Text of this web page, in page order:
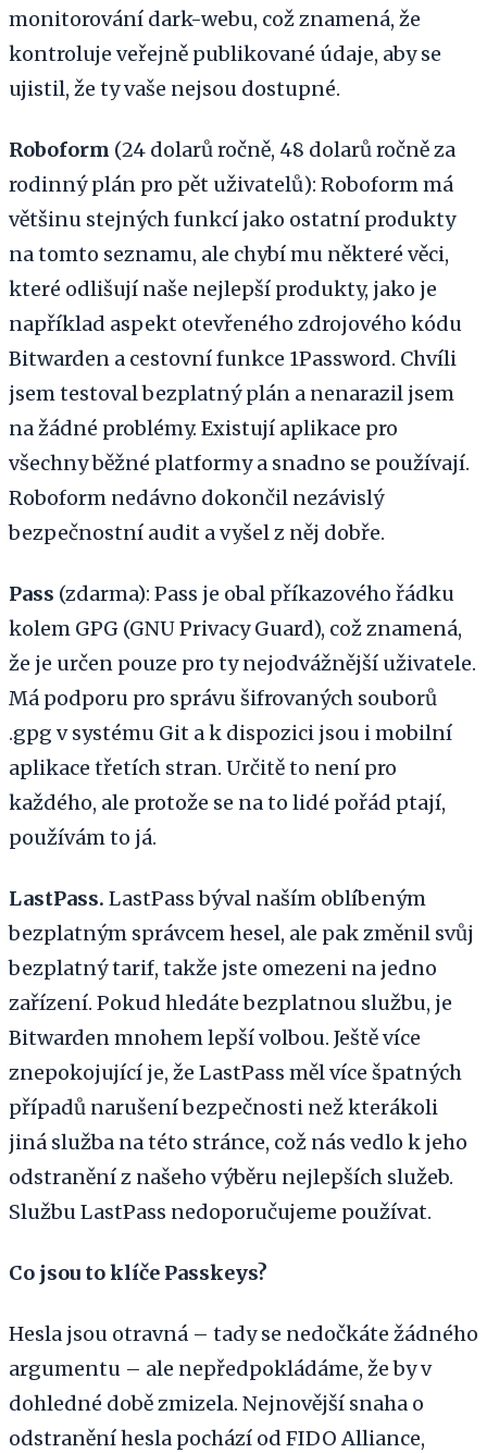
monitorování dark-webu, což znamená, že
kontroluje veřejně publikované údaje, aby se
ujistil, že ty vaše nejsou dostupné.
Roboform (24 dolarů ročně, 48 dolarů ročně za
rodinný plán pro pět uživatelů): Roboform má
většinu stejných funkcí jako ostatní produkty
na tomto seznamu, ale chybí mu některé věci,
které odlišují naše nejlepší produkty, jako je
například aspekt otevřeného zdrojového kódu
Bitwarden a cestovní funkce 1Password. Chvíli
jsem testoval bezplatný plán a nenarazil jsem
na žádné problémy. Existují aplikace pro
všechny běžné platformy a snadno se používají.
Roboform nedávno dokončil nezávislý
bezpečnostní audit a vyšel z něj dobře.
Pass (zdarma): Pass je obal příkazového řádku
kolem GPG (GNU Privacy Guard), což znamená,
že je určen pouze pro ty nejodvážnější uživatele.
Má podporu pro správu šifrovaných souborů
.gpg v systému Git a k dispozici jsou i mobilní
aplikace třetích stran. Určitě to není pro
každého, ale protože se na to lidé pořád ptají,
používám to já.
LastPass. LastPass býval naším oblíbeným
bezplatným správcem hesel, ale pak změnil svůj
bezplatný tarif, takže jste omezeni na jedno
zařízení. Pokud hledáte bezplatnou službu, je
Bitwarden mnohem lepší volbou. Ještě více
znepokojující je, že LastPass měl více špatných
případů narušení bezpečnosti než kterákoli
jiná služba na této stránce, což nás vedlo k jeho
odstranění z našeho výběru nejlepších služeb.
Službu LastPass nedoporučujeme používat.
Co jsou to klíče Passkeys?
Hesla jsou otravná – tady se nedočkáte žádného
argumentu – ale nepředpokládáme, že by v
dohledné době zmizela. Nejnovější snaha o
odstranění hesla pochází od FIDO Alliance,